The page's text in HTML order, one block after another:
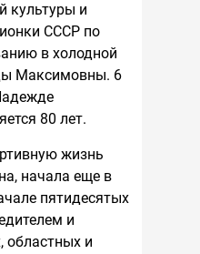
культуры и
СССР по
в холодной
Максимовны. 6
80 лет.
жизнь
начала еще в
пятидесятых
и
областных и